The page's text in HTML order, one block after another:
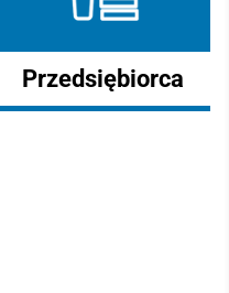
Przedsiębiorca